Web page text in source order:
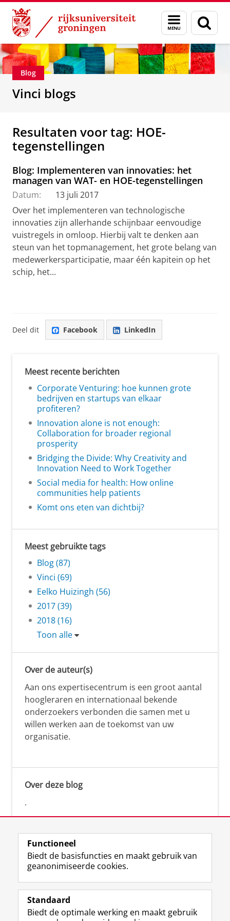
Skip
Content
Skip
Navigation
Menu
en
zoeken
Department of Innovation Management &
Blog
Vinci blogs
Resultaten voor tag: HOE-
tegenstellingen
Blog: Implementeren van innovaties: het
managen van WAT- en HOE-tegenstellingen
Datum:
13 juli 2017
Over het implementeren van technologische
innovaties zijn allerhande schijnbaar eenvoudige
vuistregels in omloop. Hierbij valt te denken aan
steun van het topmanagement, het grote belang van
medewerkersparticipatie, maar één kapitein op het
schip, het...
Deel dit Facebook LinkedIn
Meest recente berichten
Corporate Venturing: hoe kunnen grote
bedrijven en startups van elkaar
profiteren?
Innovation alone is not enough:
Collaboration for broader regional
prosperity
Bridging the Divide: Why Creativity and
Innovation Need to Work Together
Social media for health: How online
communities help patients
Komt ons eten van dichtbij?
Meest gebruikte tags
Blog (87)
Vinci (69)
Eelko Huizingh (56)
2017 (39)
2018 (16)
Toon alle
Over de auteur(s)
Aan ons expertisecentrum is een groot aantal
hoogleraren en internationaal bekende
onderzoekers verbonden die samen met u
willen werken aan de toekomst van uw
organisatie.
Over deze blog
.
Volg de RUG
F
a
e
L
i
k
R
S
-
I
n
t
Y
o
T
Studiekiezers
Functioneel
Biedt de basisfuncties en maakt gebruik van
geanonimiseerde cookies.
Standaard
Biedt de optimale werking en maakt gebruik